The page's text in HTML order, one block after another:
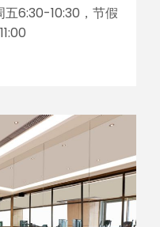
五6:30-10:30，节假